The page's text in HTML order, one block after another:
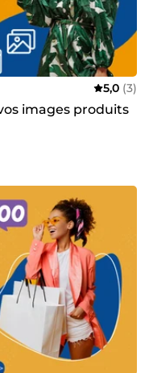
5,0 (3)
images produits